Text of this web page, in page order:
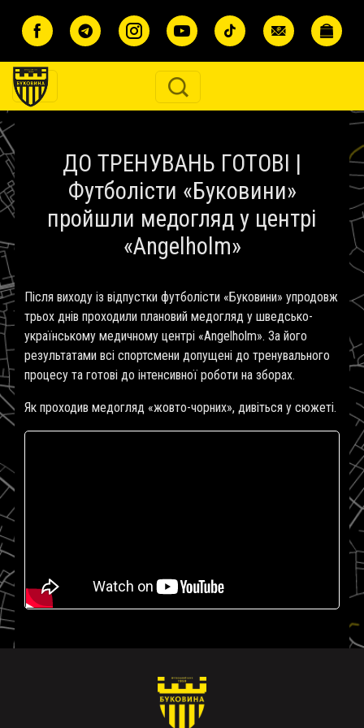
ДО ТРЕНУВАНЬ ГОТОВІ |
Футболісти «Буковини»
пройшли медогляд у центрі
«Angelholm»
Після виходу із відпустки футболісти «Буковини» упродовж
трьох днів проходили плановий медогляд у шведсько-
українському медичному центрі «Angelholm». За його
результатами всі спортсмени допущені до тренувального
процесу та готові до інтенсивної роботи на зборах.
Як проходив медогляд «жовто-чорних», дивіться у сюжеті.